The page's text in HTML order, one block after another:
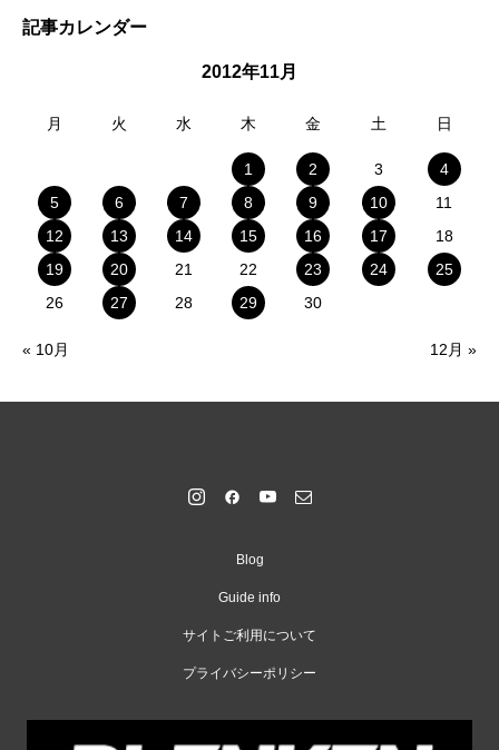
記事カレンダー
2012年11月
月 火 水 木 金 土 日
1 2 3
4
5
6 7 8 9 10
11
12
13 14 15 16 17
18
19
20 21 22 23 24
25
26
27 28 29 30
« 10月 12月 »
Blog
Guide info
サイトご利用について
プライバシーポリシー